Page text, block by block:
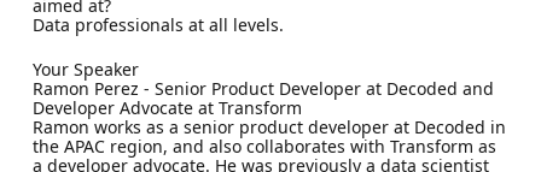
aimed at?
Data professionals at all levels.
Your Speaker
Ramon Perez - Senior Product Developer at Decoded and
Developer Advocate at Transform
Ramon works as a senior product developer at Decoded in
the APAC region, and also collaborates with Transform as
a developer advocate. He was previously a data scientist